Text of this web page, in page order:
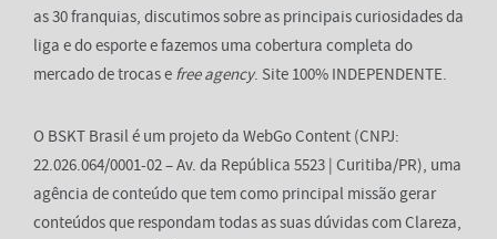
as 30 franquias, discutimos sobre as principais curiosidades da
liga e do esporte e fazemos uma cobertura completa do
mercado de trocas e free agency. Site 100% INDEPENDENTE.
O BSKT Brasil é um projeto da WebGo Content (CNPJ:
22.026.064/0001-02 – Av. da República 5523 | Curitiba/PR), uma
agência de conteúdo que tem como principal missão gerar
conteúdos que respondam todas as suas dúvidas com Clareza,